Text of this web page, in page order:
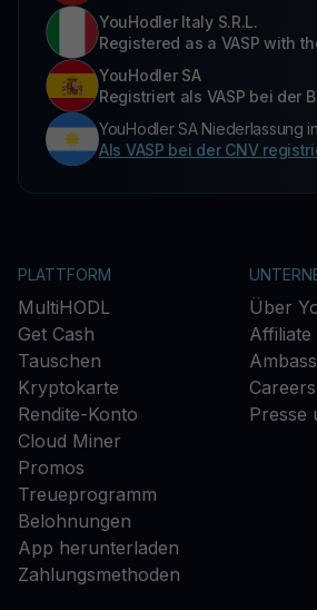
YouHodler Italy S.R.L.
Registered as a VASP with
YouHodler SA
Registriert als VASP bei der
YouHodler SA Niederlassung
Als VASP bei der CNV
PLATTFORM
MultiHODL
Get Cash
Tauschen
Kryptokarte
Rendite-Konto
Cloud Miner
Promos
Treueprogramm
Belohnungen
App herunterladen
Zahlungsmethoden
Über
Careers
Presse